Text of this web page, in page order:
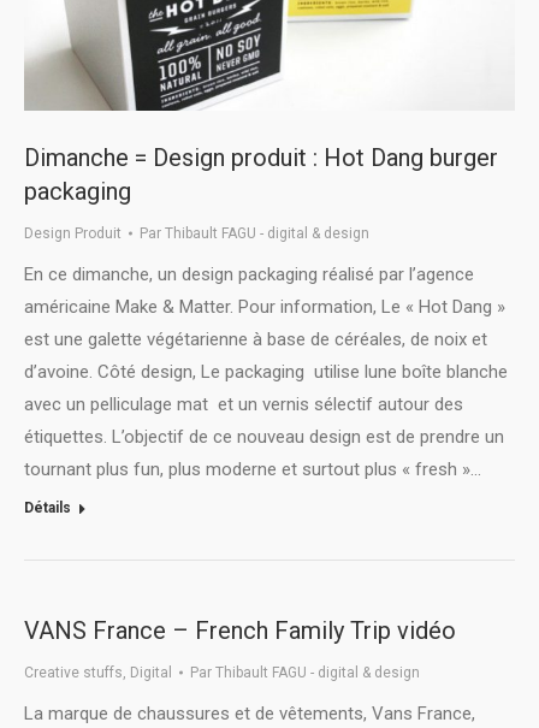
Dimanche = Design produit : Hot Dang burger
packaging
Design Produit Par Thibault FAGU - digital & design
En ce dimanche, un design packaging réalisé par l’agence
américaine Make & Matter. Pour information, Le « Hot Dang »
est une galette végétarienne à base de céréales, de noix et
d’avoine. Côté design, Le packaging utilise lune boîte blanche
avec un pelliculage mat et un vernis sélectif autour des
étiquettes. L’objectif de ce nouveau design est de prendre un
tournant plus fun, plus moderne et surtout plus « fresh »…
Détails
VANS France – French Family Trip vidéo
Creative stuffs, Digital Par Thibault FAGU - digital & design
La marque de chaussures et de vêtements, Vans France,